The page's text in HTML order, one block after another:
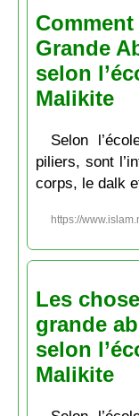
Grande
selon
Malikite
Selon
piliers, sont
corps, le dalk
https://
Les
grande
selon
Malikite